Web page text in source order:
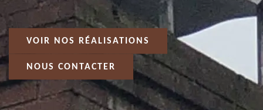
VOIR NOS RÉALISATIONS
NOUS CONTACTER